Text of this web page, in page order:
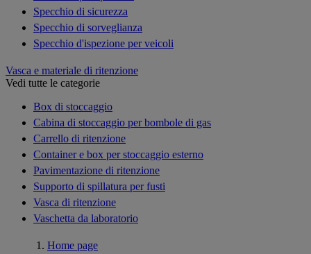
Specchio di sicurezza
Specchio di sorveglianza
Specchio d'ispezione per veicoli
Vasca e materiale di ritenzione
Vedi tutte le categorie
Box di stoccaggio
Cabina di stoccaggio per bombole di gas
Carrello di ritenzione
Container e box per stoccaggio esterno
Pavimentazione di ritenzione
Supporto di spillatura per fusti
Vasca di ritenzione
Vaschetta da laboratorio
Home page